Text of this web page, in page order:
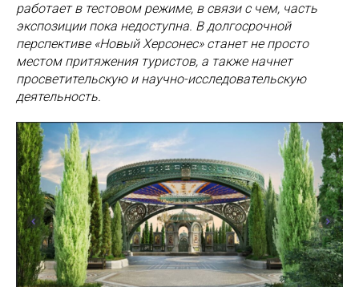
работает в тестовом режиме, в связи с чем, часть
экспозиции пока недоступна. В долгосрочной
перспективе «Новый Херсонес» станет не просто
местом притяжения туристов, а также начнет
просветительскую и научно-исследовательскую
деятельность.